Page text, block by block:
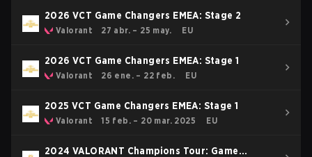
2026 VCT Game Changers EMEA: Stage 2
Valorant 27 abr. – 25 may. EU
2026 VCT Game Changers EMEA: Stage 1
Valorant 26 ene. – 22 feb. EU
2025 VCT Game Changers EMEA: Stage 1
Valorant 15 feb. – 20 mar. 2025 EU
2024 VALORANT Champions Tour: Game